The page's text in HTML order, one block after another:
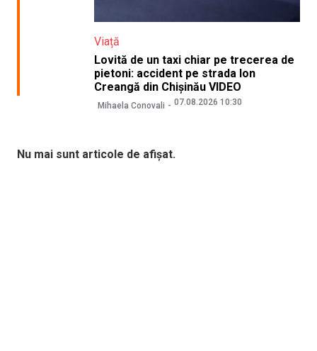
Viață
Lovită de un taxi chiar pe trecerea de
pietoni: accident pe strada Ion
Creangă din Chișinău VIDEO
Mihaela Conovali 07.08.2026 10:30
Nu mai sunt articole de afișat.